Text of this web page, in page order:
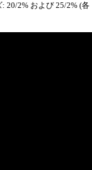
20/2% および 25/2% (各